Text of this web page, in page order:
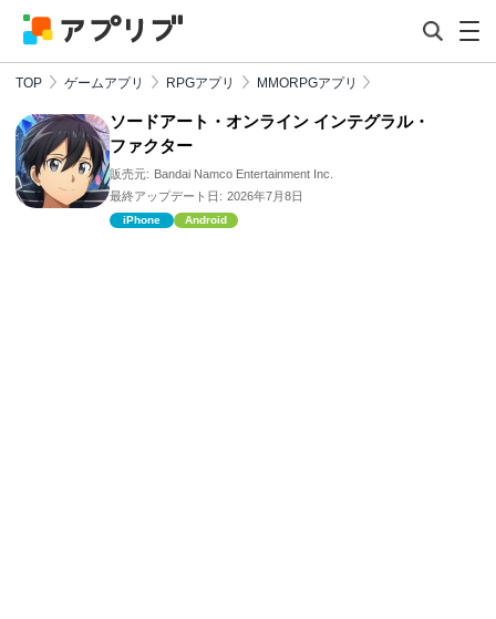
TOP ゲームアプリ RPGアプリ MMORPGアプリ
ソードアート・オンライン インテグラル・
ファクター
販売元: Bandai Namco Entertainment Inc.
最終アップデート日: 2026年7月8日
iPhone Android